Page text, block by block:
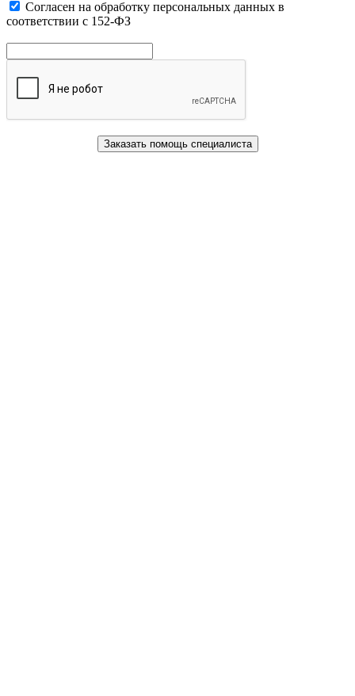
Cогласен на обработку персональных данных в
соответствии с 152-ФЗ
Заказать помощь специалиста